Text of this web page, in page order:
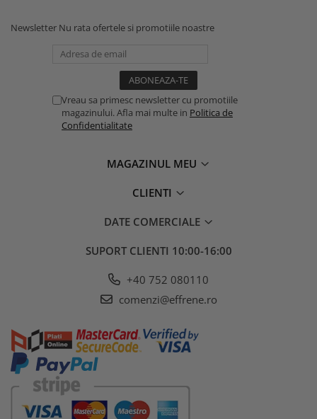
Newsletter Nu rata ofertele si promotiile noastre
Vreau sa primesc newsletter cu promotiile
magazinului. Afla mai multe in Politica de
Confidentialitate
MAGAZINUL MEU
CLIENTI
DATE COMERCIALE
SUPORT CLIENTI 10:00-16:00
+40 752 080110
comenzi@effrene.ro